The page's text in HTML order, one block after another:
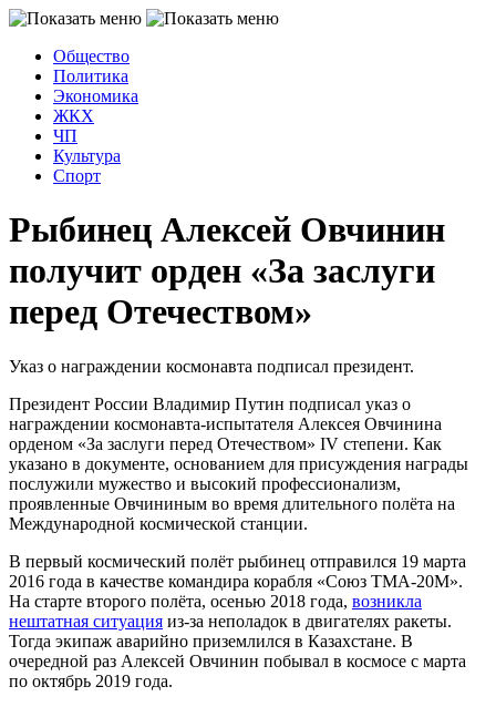
Общество
Политика
Экономика
ЖКХ
ЧП
Культура
Спорт
Рыбинец Алексей Овчинин
получит орден «За заслуги
перед Отечеством»
Указ о награждении космонавта подписал президент.
Президент России Владимир Путин подписал указ о
награждении космонавта-испытателя Алексея Овчинина
орденом «За заслуги перед Отечеством» IV степени. Как
указано в документе, основанием для присуждения награды
послужили мужество и высокий профессионализм,
проявленные Овчининым во время длительного полёта на
Международной космической станции.
В первый космический полёт рыбинец отправился 19 марта
2016 года в качестве командира корабля «Союз ТМА-20М».
На старте второго полёта, осенью 2018 года, возникла
нештатная ситуация из-за неполадок в двигателях ракеты.
Тогда экипаж аварийно приземлился в Казахстане. В
очередной раз Алексей Овчинин побывал в космосе с марта
по октябрь 2019 года.